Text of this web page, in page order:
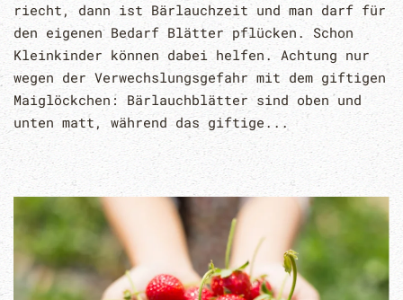
riecht, dann ist Bärlauchzeit und man darf für
den eigenen Bedarf Blätter pflücken. Schon
Kleinkinder können dabei helfen. Achtung nur
wegen der Verwechslungsgefahr mit dem giftigen
Maiglöckchen: Bärlauchblätter sind oben und
unten matt, während das giftige...